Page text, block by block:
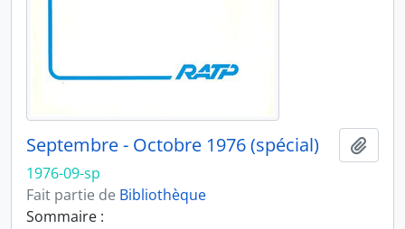
Septembre - Octobre 1976 (spécial)
1976-09-sp
Fait partie de Bibliothèque
Sommaire :